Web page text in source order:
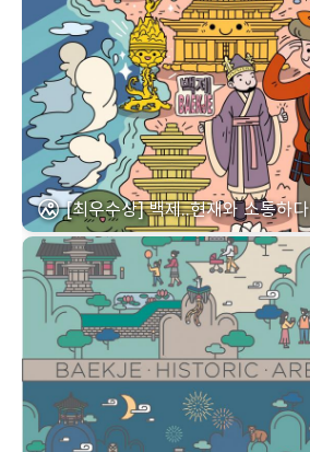
[최우수상] 백제..현재와 소통하다